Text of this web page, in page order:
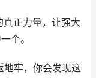
正力量，让强大
个。
地牢，你会发现这